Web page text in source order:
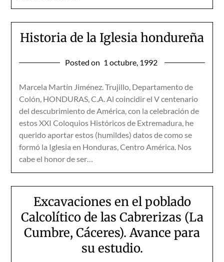
Historia de la Iglesia hondureña
Posted on 1 octubre, 1992
Marcela Martín Jiménez. Trujillo, Departamento de
Colón, HONDURAS, C.A. Al coincidir el V centenario
del descubrimiento de América, con la celebración de
estos XXI Coloquios Históricos de Extremadura, he
querido aportar estos (humildes) datos de como se
formó la Iglesia en Honduras, Centro América. Nos
cabe el honor de ser…
Excavaciones en el poblado
Calcolítico de las Cabrerizas (La
Cumbre, Cáceres). Avance para
su estudio.